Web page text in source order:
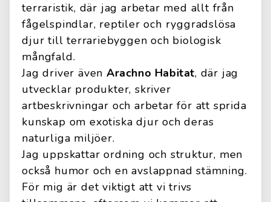
terraristik, där jag arbetar med allt från
fågelspindlar, reptiler och ryggradslösa
djur till terrariebyggen och biologisk
mångfald.
Jag driver ävenArachno Habitat, där jag
utvecklar produkter, skriver
artbeskrivningar och arbetar för att sprida
kunskap om exotiska djur och deras
naturliga miljöer.
Jag uppskattar ordning och struktur, men
också humor och en avslappnad stämning.
För mig är det viktigt att vi trivs